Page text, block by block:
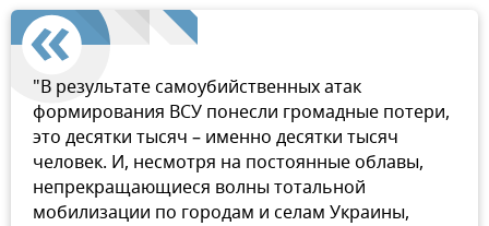
"В результате самоубийственных атак
формирования ВСУ понесли громадные потери,
это десятки тысяч – именно десятки тысяч
человек. И, несмотря на постоянные облавы,
непрекращающиеся волны тотальной
мобилизации по городам и селам Украины,